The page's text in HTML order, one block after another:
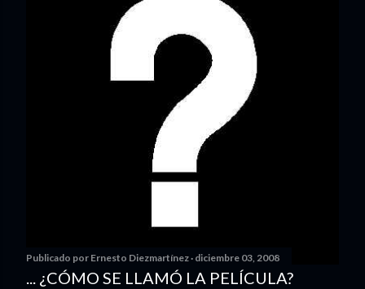
Publicado por Ernesto Diezmartínez diciembre 03, 2008
... ¿CÓMO SE LLAMÓ LA PELÍCULA?